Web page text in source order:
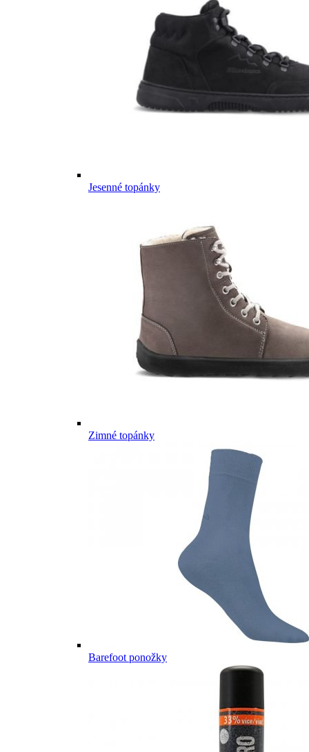
Jesenné topánky
Zimné topánky
Barefoot ponožky